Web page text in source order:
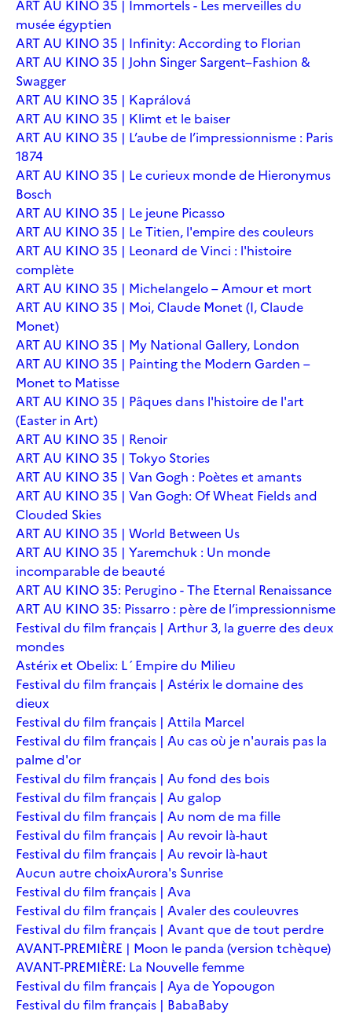
ART AU KINO 35 | Immortels - Les merveilles du
musée égyptien
ART AU KINO 35 | Infinity: According to Florian
ART AU KINO 35 | John Singer Sargent–Fashion &
Swagger
ART AU KINO 35 | Kaprálová
ART AU KINO 35 | Klimt et le baiser
ART AU KINO 35 | L’aube de l’impressionnisme : Paris
1874
ART AU KINO 35 | Le curieux monde de Hieronymus
Bosch
ART AU KINO 35 | Le jeune Picasso
ART AU KINO 35 | Le Titien, l'empire des couleurs
ART AU KINO 35 | Leonard de Vinci : l'histoire
complète
ART AU KINO 35 | Michelangelo – Amour et mort
ART AU KINO 35 | Moi, Claude Monet (I, Claude
Monet)
ART AU KINO 35 | My National Gallery, London
ART AU KINO 35 | Painting the Modern Garden –
Monet to Matisse
ART AU KINO 35 | Pâques dans l'histoire de l'art
(Easter in Art)
ART AU KINO 35 | Renoir
ART AU KINO 35 | Tokyo Stories
ART AU KINO 35 | Van Gogh : Poètes et amants
ART AU KINO 35 | Van Gogh: Of Wheat Fields and
Clouded Skies
ART AU KINO 35 | World Between Us
ART AU KINO 35 | Yaremchuk : Un monde
incomparable de beauté
ART AU KINO 35: Perugino - The Eternal Renaissance
ART AU KINO 35: Pissarro : père de l’impressionnisme
Festival du film français | Arthur 3, la guerre des deux
mondes
Astérix et Obelix: L´Empire du Milieu
Festival du film français | Astérix le domaine des
dieux
Festival du film français | Attila Marcel
Festival du film français | Au cas où je n'aurais pas la
palme d'or
Festival du film français | Au fond des bois
Festival du film français | Au galop
Festival du film français | Au nom de ma fille
Festival du film français | Au revoir là-haut
Festival du film français | Au revoir là-haut
Aucun autre choixAurora's Sunrise
Festival du film français | Ava
Festival du film français | Avaler des couleuvres
Festival du film français | Avant que de tout perdre
AVANT-PREMIÈRE | Moon le panda (version tchèque)
AVANT-PREMIÈRE: La Nouvelle femme
Festival du film français | Aya de Yopougon
Festival du film français | BabaBaby